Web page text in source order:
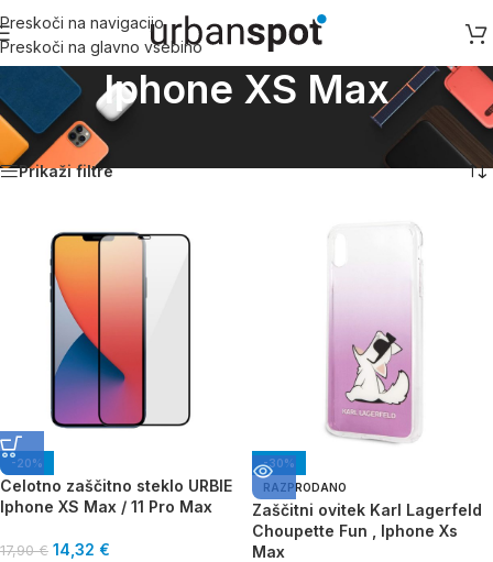
Preskoči na navigacijo
Preskoči na glavno vsebino
Iphone XS Max
Domov/ Apple Iphone XS Max Prikaz vseh 3 rezultatov
Prikaži filtre
-20%
Celotno zaščitno steklo URBIE
Iphone XS Max / 11 Pro Max
17,90€ 14,32 €
-30%
RAZPRODANO
Zaščitni ovitek Karl Lagerfeld
Choupette Fun , Iphone Xs
Max